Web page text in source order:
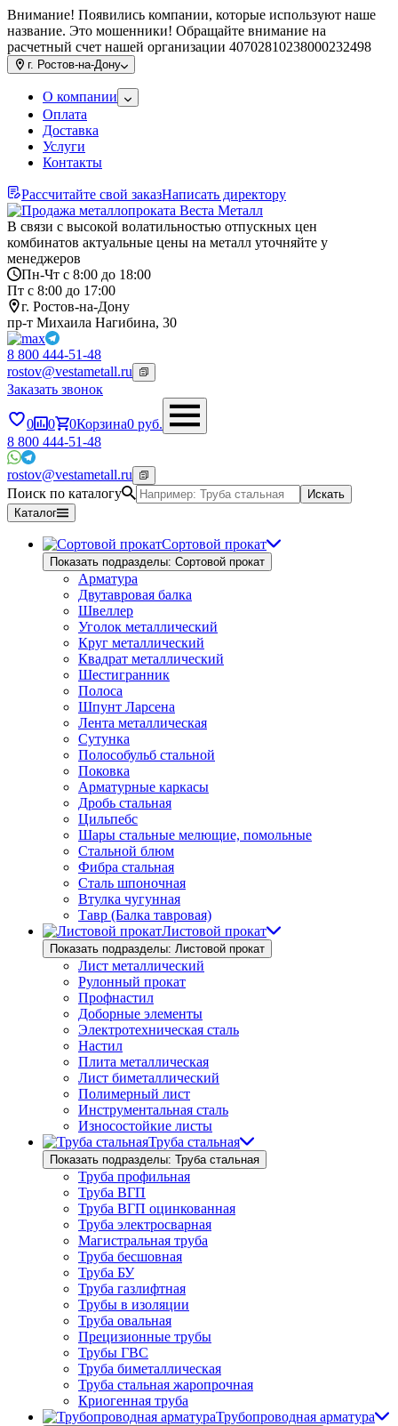
Внимание! Появились компании, которые используют наше
название. Это мошенники! Обращайте внимание на
расчетный счет нашей организации 40702810238000232498
г. Ростов-на-Дону
О компании
Оплата
Доставка
Услуги
Контакты
Рассчитайте свой заказНаписать директору
В связи с высокой волатильностью отпускных цен
комбинатов актуальные цены на металл уточняйте у
менеджеров
Пн-Чт с 8:00 до 18:00
Пт с 8:00 до 17:00
г. Ростов-на-Дону
пр-т Михаила Нагибина, 30
8 800 444-51-48
rostov@vestametall.ru
Заказать звонок
0 0 0Корзина0 руб.
8 800 444-51-48
rostov@vestametall.ru
Поиск по каталогу
Искать
Каталог
Сортовой прокат
Показать подразделы: Сортовой прокат
Арматура
Двутавровая балка
Швеллер
Уголок металлический
Круг металлический
Квадрат металлический
Шестигранник
Полоса
Шпунт Ларсена
Лента металлическая
Сутунка
Полособульб стальной
Поковка
Арматурные каркасы
Дробь стальная
Цильпебс
Шары стальные мелющие, помольные
Стальной блюм
Фибра стальная
Сталь шпоночная
Втулка чугунная
Тавр (Балка тавровая)
Листовой прокат
Показать подразделы: Листовой прокат
Лист металлический
Рулонный прокат
Профнастил
Доборные элементы
Электротехническая сталь
Настил
Плита металлическая
Лист биметаллический
Полимерный лист
Инструментальная сталь
Износостойкие листы
Труба стальная
Показать подразделы: Труба стальная
Труба профильная
Труба ВГП
Труба ВГП оцинкованная
Труба электросварная
Магистральная труба
Труба бесшовная
Труба БУ
Труба газлифтная
Трубы в изоляции
Труба овальная
Прецизионные трубы
Трубы ГВС
Труба биметаллическая
Труба стальная жаропрочная
Криогенная труба
Трубопроводная арматура